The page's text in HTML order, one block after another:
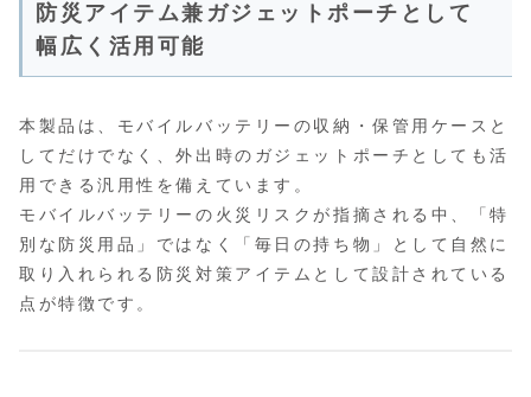
防災アイテム兼ガジェットポーチとして
幅広く活用可能
本製品は、モバイルバッテリーの収納・保管用ケースと
してだけでなく、外出時のガジェットポーチとしても活
用できる汎用性を備えています。
モバイルバッテリーの火災リスクが指摘される中、「特
別な防災用品」ではなく「毎日の持ち物」として自然に
取り入れられる防災対策アイテムとして設計されている
点が特徴です。